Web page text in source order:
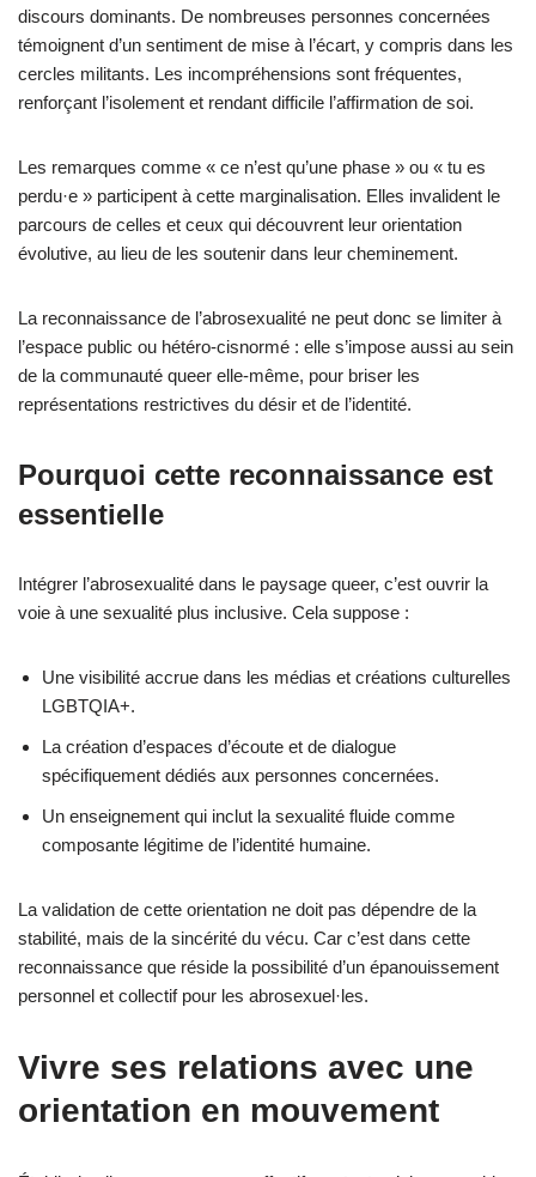
discours dominants. De nombreuses personnes concernées
témoignent d’un sentiment de mise à l’écart, y compris dans les
cercles militants. Les incompréhensions sont fréquentes,
renforçant l’isolement et rendant difficile l’affirmation de soi.
Les remarques comme « ce n’est qu’une phase » ou « tu es
perdu·e » participent à cette marginalisation. Elles invalident le
parcours de celles et ceux qui découvrent leur orientation
évolutive, au lieu de les soutenir dans leur cheminement.
La reconnaissance de l’abrosexualité ne peut donc se limiter à
l’espace public ou hétéro-cisnormé : elle s’impose aussi au sein
de la communauté queer elle-même, pour briser les
représentations restrictives du désir et de l’identité.
Pourquoi cette reconnaissance est
essentielle
Intégrer l’abrosexualité dans le paysage queer, c’est ouvrir la
voie à une sexualité plus inclusive. Cela suppose :
Une visibilité accrue dans les médias et créations culturelles
LGBTQIA+.
La création d’espaces d’écoute et de dialogue
spécifiquement dédiés aux personnes concernées.
Un enseignement qui inclut la sexualité fluide comme
composante légitime de l’identité humaine.
La validation de cette orientation ne doit pas dépendre de la
stabilité, mais de la sincérité du vécu. Car c’est dans cette
reconnaissance que réside la possibilité d’un épanouissement
personnel et collectif pour les abrosexuel·les.
Vivre ses relations avec une
orientation en mouvement